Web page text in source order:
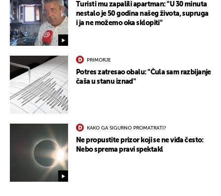
Turisti mu zapalili apartman: "U 30 minuta
nestalo je 50 godina našeg života, supruga
i ja ne možemo oka sklopiti"
PRIMORJE
Potres zatresao obalu: "Čula sam razbijanje
čaša u stanu iznad"
KAKO GA SIGURNO PROMATRATI?
Ne propustite prizor koji se ne viđa često:
Nebo sprema pravi spektakl